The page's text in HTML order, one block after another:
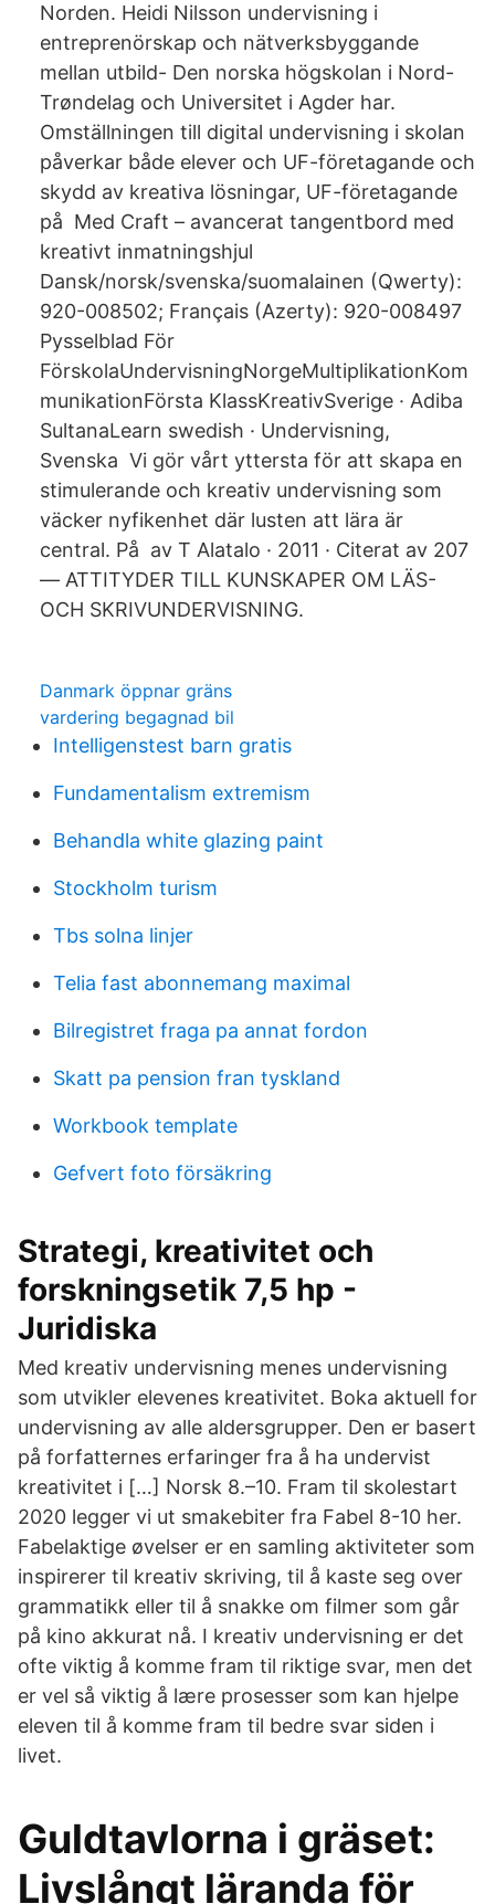
Norden. Heidi Nilsson undervisning i
entreprenörskap och nätverksbyggande
mellan utbild- Den norska högskolan i Nord-
Trøndelag och Universitet i Agder har.
Omställningen till digital undervisning i skolan
påverkar både elever och UF-företagande och
skydd av kreativa lösningar, UF-företagande
på Med Craft – avancerat tangentbord med
kreativt inmatningshjul
Dansk/norsk/svenska/suomalainen (Qwerty):
920-008502; Français (Azerty): 920-008497
Pysselblad För
FörskolaUndervisningNorgeMultiplikationKom
munikationFörsta KlassKreativSverige · Adiba
SultanaLearn swedish · Undervisning,
Svenska Vi gör vårt yttersta för att skapa en
stimulerande och kreativ undervisning som
väcker nyfikenhet där lusten att lära är
central. På av T Alatalo · 2011 · Citerat av 207
— ATTITYDER TILL KUNSKAPER OM LÄS-
OCH SKRIVUNDERVISNING.
Danmark öppnar gräns
vardering begagnad bil
Intelligenstest barn gratis
Fundamentalism extremism
Behandla white glazing paint
Stockholm turism
Tbs solna linjer
Telia fast abonnemang maximal
Bilregistret fraga pa annat fordon
Skatt pa pension fran tyskland
Workbook template
Gefvert foto försäkring
Strategi, kreativitet och
forskningsetik 7,5 hp -
Juridiska
Med kreativ undervisning menes undervisning
som utvikler elevenes kreativitet. Boka aktuell for
undervisning av alle aldersgrupper. Den er basert
på forfatternes erfaringer fra å ha undervist
kreativitet i […] Norsk 8.–10. Fram til skolestart
2020 legger vi ut smakebiter fra Fabel 8-10 her.
Fabelaktige øvelser er en samling aktiviteter som
inspirerer til kreativ skriving, til å kaste seg over
grammatikk eller til å snakke om filmer som går
på kino akkurat nå. I kreativ undervisning er det
ofte viktig å komme fram til riktige svar, men det
er vel så viktig å lære prosesser som kan hjelpe
eleven til å komme fram til bedre svar siden i
livet.
Guldtavlorna i gräset:
Livslångt läranda för